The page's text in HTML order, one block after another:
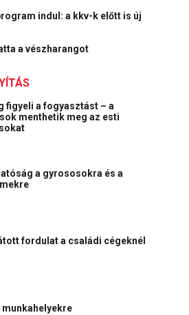
indul: a kkv-k előtt is új
a vészharangot
figyeli a fogyasztást – a
menthetik meg az esti
a gyrososokra és a
fordulat a családi cégeknél
munkahelyekre